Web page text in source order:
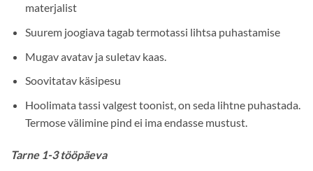
materjalist
Suurem joogiava tagab termotassi lihtsa puhastamise
Mugav avatav ja suletav kaas.
Soovitatav käsipesu
Hoolimata tassi valgest toonist, on seda lihtne puhastada.
Termose välimine pind ei ima endasse mustust.
Tarne 1-3 tööpäeva